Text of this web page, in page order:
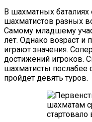
В шахматных баталиях
шахматистов разных
Самому младшему
лет. Однако возраст и
играют значения.
достижений игроков.
шахматисты послабее
пройдет девять туров.